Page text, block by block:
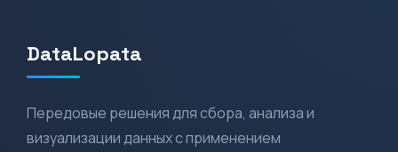
DataLopata
Передовые решения для сбора, анализа и
визуализации данных с применением